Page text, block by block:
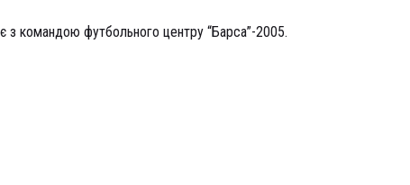
з командою футбольного центру “Барса”-2005.